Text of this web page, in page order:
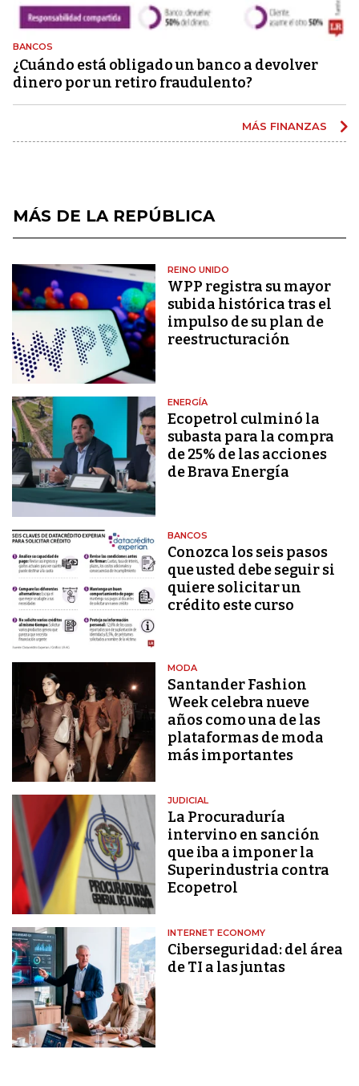
BANCOS
¿Cuándo está obligado un banco a devolver
dinero por un retiro fraudulento?
MÁS FINANZAS
MÁS DE LA REPÚBLICA
REINO UNIDO
WPP registra su mayor
subida histórica tras el
impulso de su plan de
reestructuración
ENERGÍA
Ecopetrol culminó la
subasta para la compra
de 25% de las acciones
de Brava Energía
BANCOS
Conozca los seis pasos
que usted debe seguir si
quiere solicitar un
crédito este curso
MODA
Santander Fashion
Week celebra nueve
años como una de las
plataformas de moda
más importantes
JUDICIAL
La Procuraduría
intervino en sanción
que iba a imponer la
Superindustria contra
Ecopetrol
INTERNET ECONOMY
Ciberseguridad: del área
de TI a las juntas